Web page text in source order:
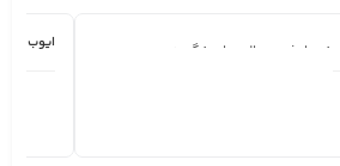
خدماتشون عالیه پاسخگو هستن. ایوب